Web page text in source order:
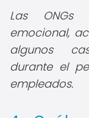
Las ONGs
emocional,
algunos
durante el
empleados.